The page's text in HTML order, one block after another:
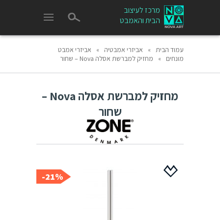
מרכז לעיצוב
הבית והאמבט
עמוד הבית » אביזרי אמבטיה »
אביזרי אמבט
מונחים
» מחזיק למברשת אסלה Nova – שחור
מחזיק למברשת אסלה Nova –
שחור
21%-